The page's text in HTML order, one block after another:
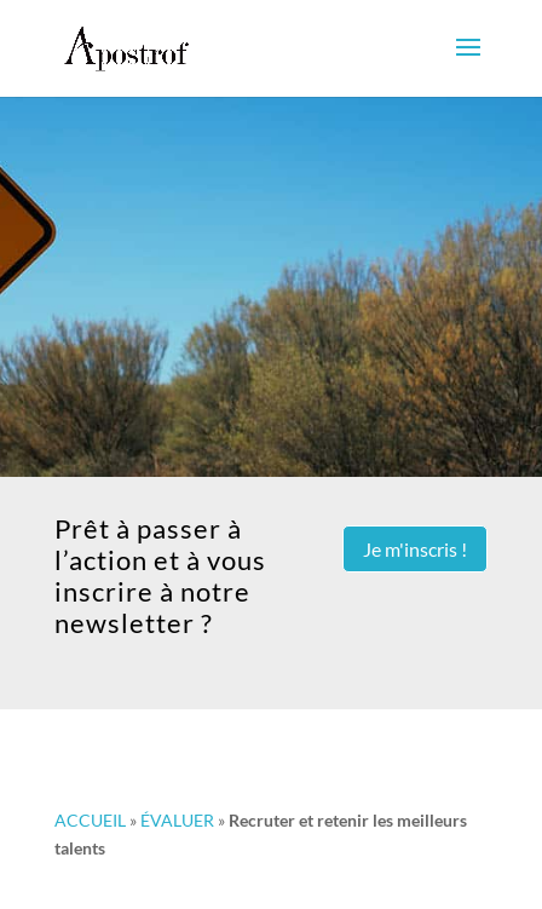
Prêt à passer à
l’action et à vous
inscrire à notre
newsletter ?
Je m'inscris !
ACCUEIL» ÉVALUER » Recruter et retenir les meilleurs
talents